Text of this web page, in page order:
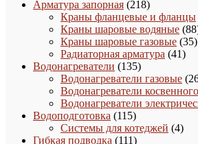
Арматура запорная 218218
товаров
Краны фланцевые и фланцы
Краны шаровые водяные 88
Краны шаровые газовые 3535
Радиаторная арматура 4141
Водонагреватели 135135
товаров
Водонагреватели газовые
Водонагреватели
Водонагреватели
Водоподготовка 115115
товаров
Системы для котеджей 44
Гибкая подводка 111111